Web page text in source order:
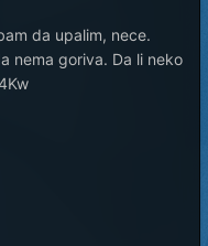
da upalim, nece.
nema goriva. Da li neko